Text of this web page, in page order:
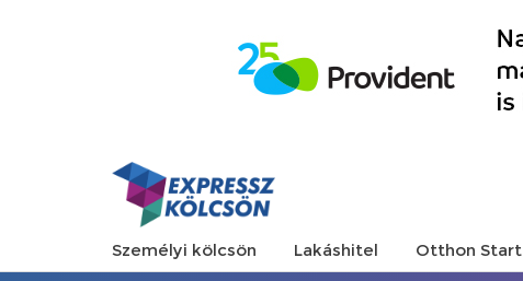
Személyi kölcsön Lakáshitel Otthon Start